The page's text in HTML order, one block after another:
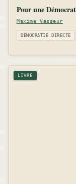
Pour une
Maxime Vasseur
DÉMOCRATIE DIRECTE
LIVRE